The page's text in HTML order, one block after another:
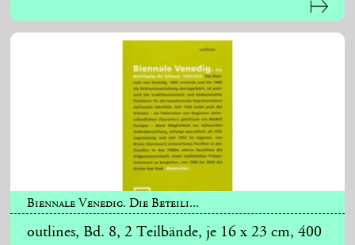
Biennale Venedig. Die Beteili...
outlines, Bd. 8, 2 Teilbände, je 16 x 23 cm, 400